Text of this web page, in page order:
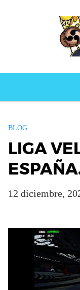
BLOG
LIGA
12 diciembre,